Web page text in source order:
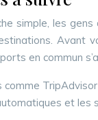
simple, les
Avant
en commun
et les